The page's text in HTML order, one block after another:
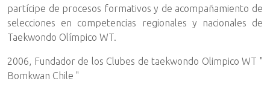
partícipe de procesos formativos y de acompañamiento de
selecciones en competencias regionales y nacionales de
Taekwondo Olímpico WT.
2006, Fundador de los Clubes de taekwondo Olimpico WT "
Bomkwan Chile "